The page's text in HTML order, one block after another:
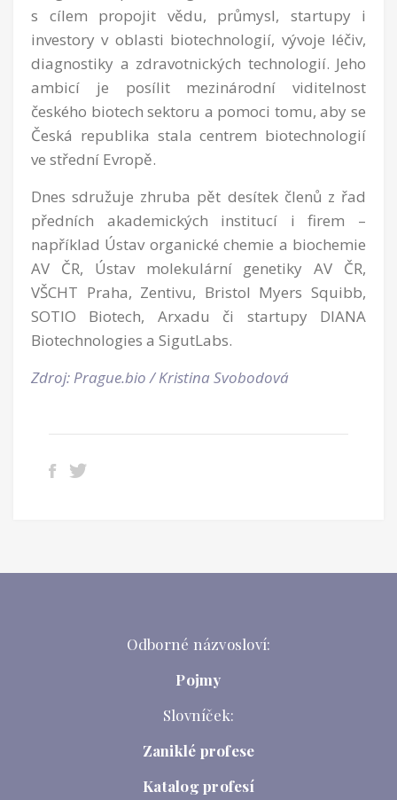
s cílem propojit vědu, průmysl, startupy i
investory v oblasti biotechnologií, vývoje léčiv,
diagnostiky a zdravotnických technologií. Jeho
ambicí je posílit mezinárodní viditelnost
českého biotech sektoru a pomoci tomu, aby se
Česká republika stala centrem biotechnologií
ve střední Evropě.
Dnes sdružuje zhruba pět desítek členů z řad
předních akademických institucí i firem –
například Ústav organické chemie a biochemie
AV ČR, Ústav molekulární genetiky AV ČR,
VŠCHT Praha, Zentivu, Bristol Myers Squibb,
SOTIO Biotech, Arxadu či startupy DIANA
Biotechnologies a SigutLabs.
Zdroj: Prague.bio / Kristina Svobodová
Odborné názvosloví:
Pojmy
Slovníček:
Zaniklé profese
Katalog profesí